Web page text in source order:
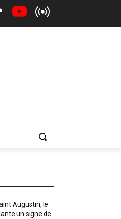
Augustin, le
un signe de